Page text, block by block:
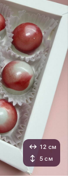
12 см
5 см